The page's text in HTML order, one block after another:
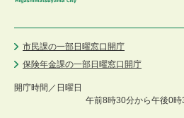
市民課の一部日曜窓口開庁
保険年金課の一部日曜窓口開庁
開庁時間／ 日曜日
午前8時30分から午後0時